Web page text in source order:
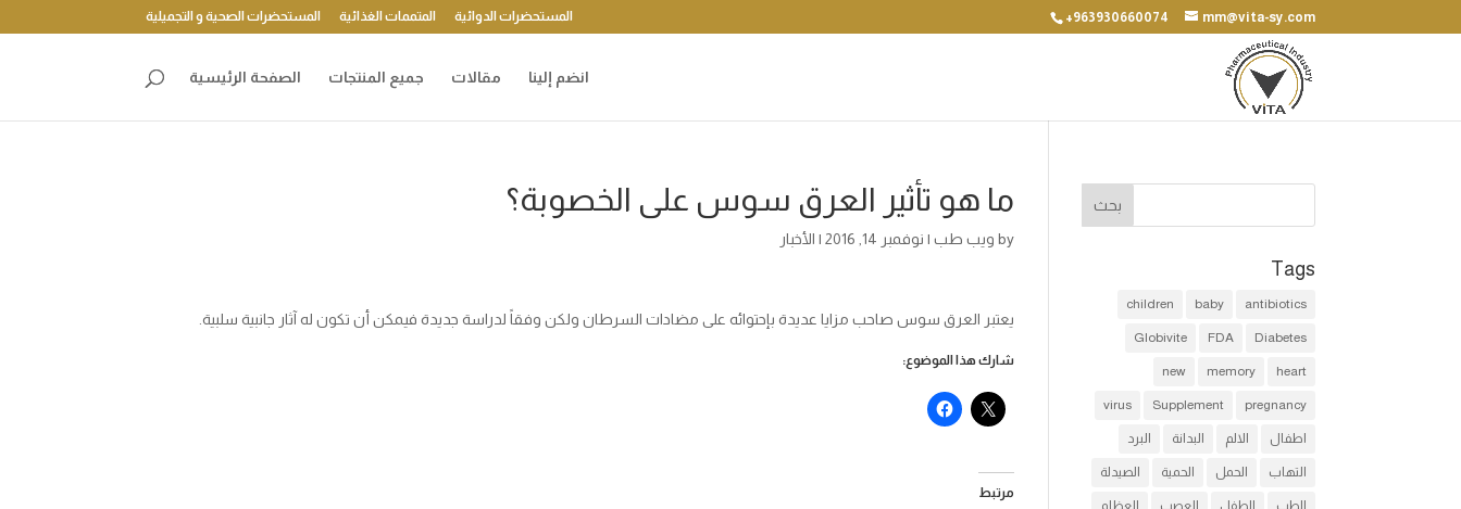
+963930660074 mm@vita-sy.com المستحضرات الدوائية المتممات الغذائية المستحضرات الصحية و التجميلية
انضم إلينا مقالات جميع المنتجات الصفحة الرئيسية
ما هو تأثير العرق سوس على الخصوبة؟
by ويب طب | نوفمبر 14, 2016 | الأخبار
يعتبر العرق سوس صاحب مزايا عديدة بإحتوائه على مضادات السرطان ولكن وفقاً لدراسة جديدة فيمكن أن تكون له آثار جانبية سلبية.
شارك هذا الموضوع:
مرتبط
Tags
antibiotics
baby
children
Diabetes
FDA
Globivite
heart
memory
new
pregnancy
Supplement
virus
اطفال الالم البدانة البرد
التهاب الحمل الحمية الصيدلة
الطب الطفل العصب العظام